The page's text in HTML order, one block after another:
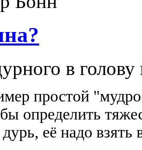
в
простой
определить
её надо взять